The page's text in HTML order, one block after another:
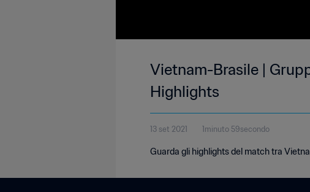
Vietnam-Brasile |
Highlights
13 set 2021 1minuto 59secondo
Guarda gli highlights del match tra